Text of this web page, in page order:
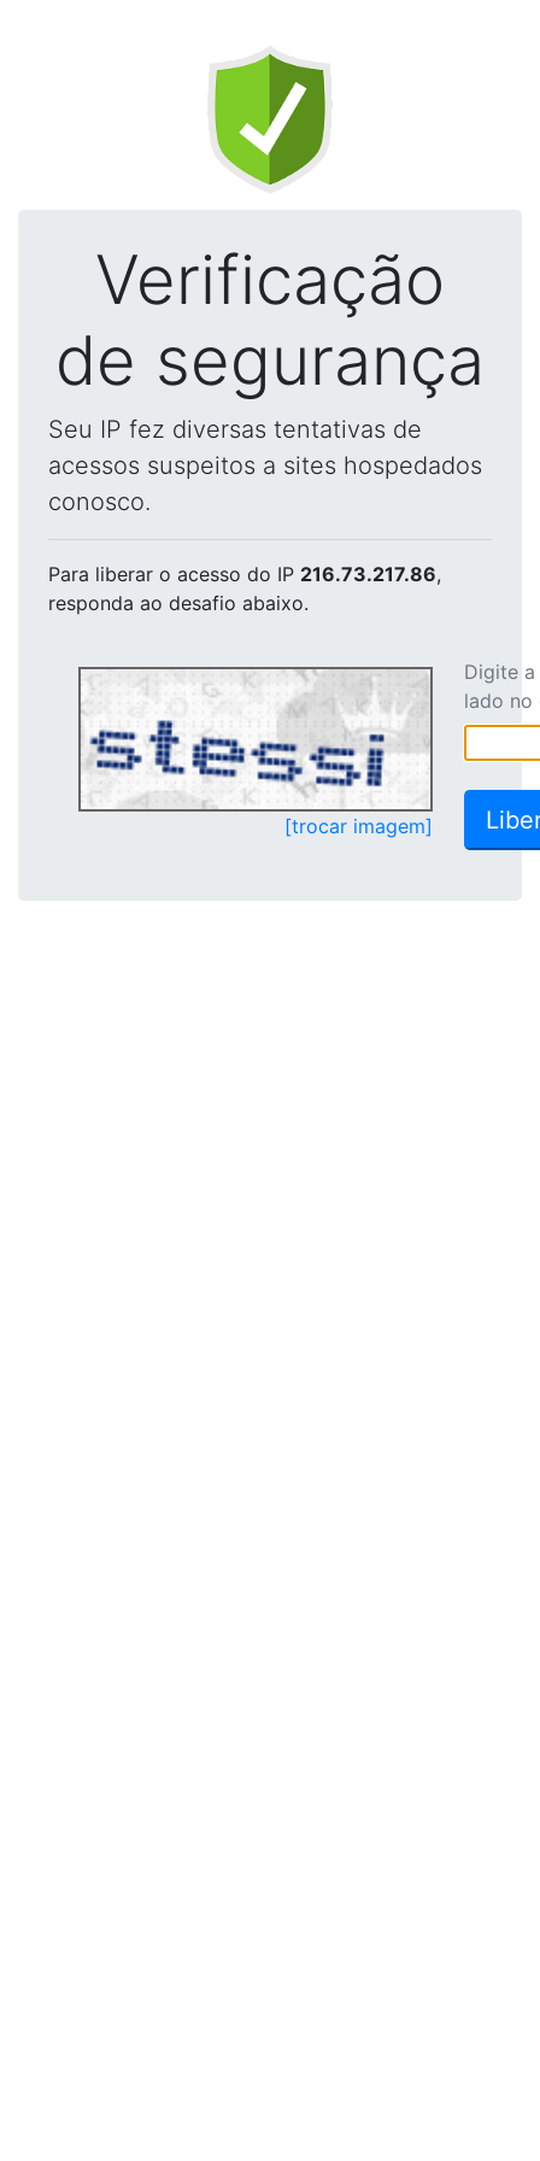
Verificação
de segurança
Seu IP fez diversas tentativas de
acessos suspeitos a sites hospedados
conosco.
Para liberar o acesso do IP 216.73.217.86,
responda ao desafio abaixo.
[trocar imagem]
Digite
lado no